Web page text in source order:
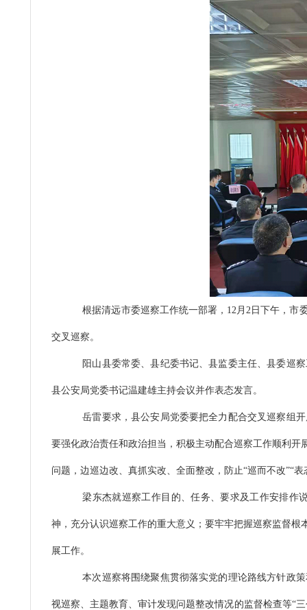
根据清远市委巡察工作统一部署， 12月2 日下午，市
交叉巡察。
阳山县委常委、县纪委书记、县监委主任、县委巡
县公安局党委书记温建雄主持会议并作表态发言。
岳雷要求，县公安局党委要把全力配合交叉巡察组
要强化政治责任和政治担当，积极主动配合巡察工作顺利
问题，边巡边改、真抓实改、全面整改，防止“巡而不改”“表
梁东杰就巡察工作目的、任务、要求及工作安排作
神，充分认识巡察工作的重大意义；要牢牢把握巡察监督
展工作。
本次巡察将围绕聚焦贯彻落实党的理论路线方针政
视巡察、主题教育、审计发现问题整改情况的监督检查等“